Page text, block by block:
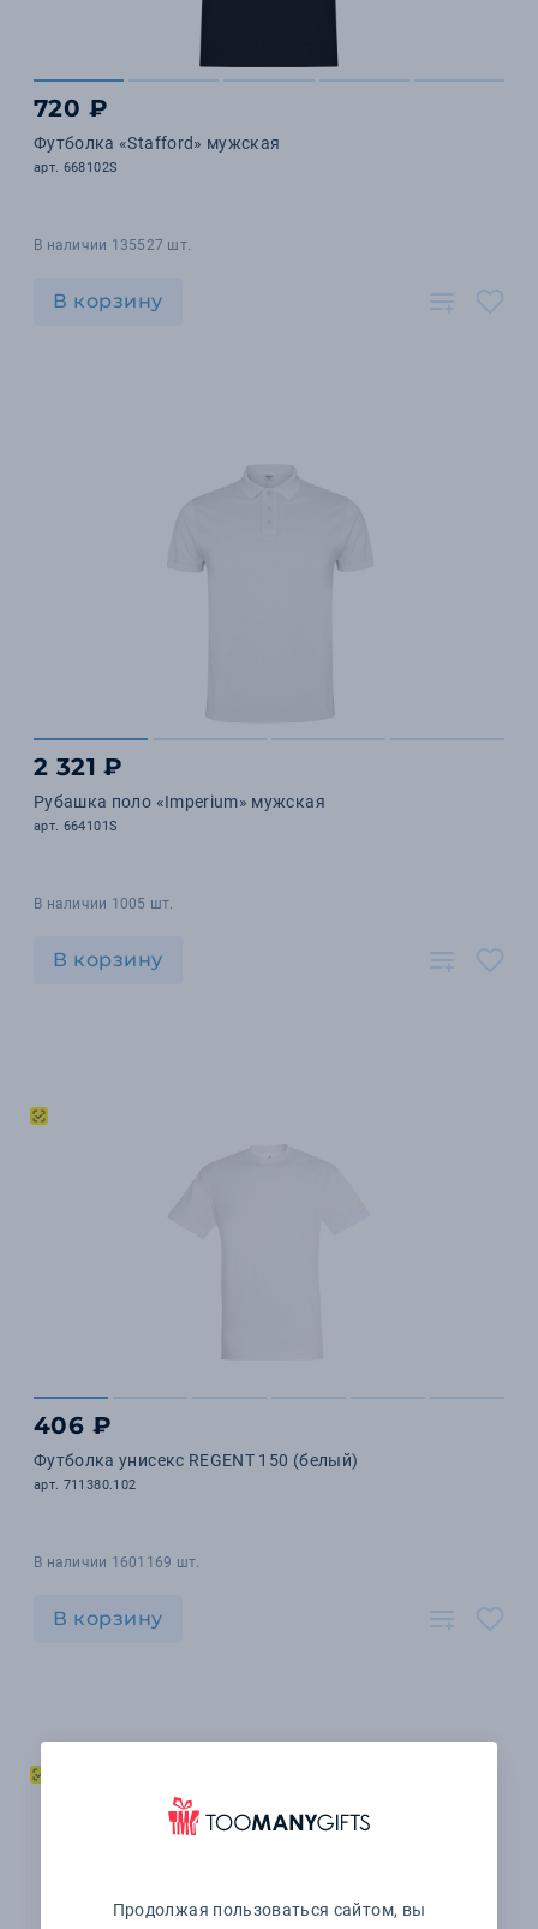
720 ₽
Футболка «Stafford» мужская
арт. 668102S
В наличии 135527 шт.
В корзину
2 321 ₽
Рубашка поло «Imperium» мужская
арт. 664101S
В наличии 1005 шт.
В корзину
406 ₽
Футболка унисекс REGENT 150 (белый)
арт. 711380.102
В наличии 1601169 шт.
В корзину
Продолжая пользоваться сайтом, вы